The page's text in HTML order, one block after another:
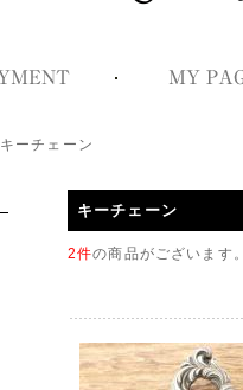
キーチェーン
キーチェーン
2件の商品がございます。